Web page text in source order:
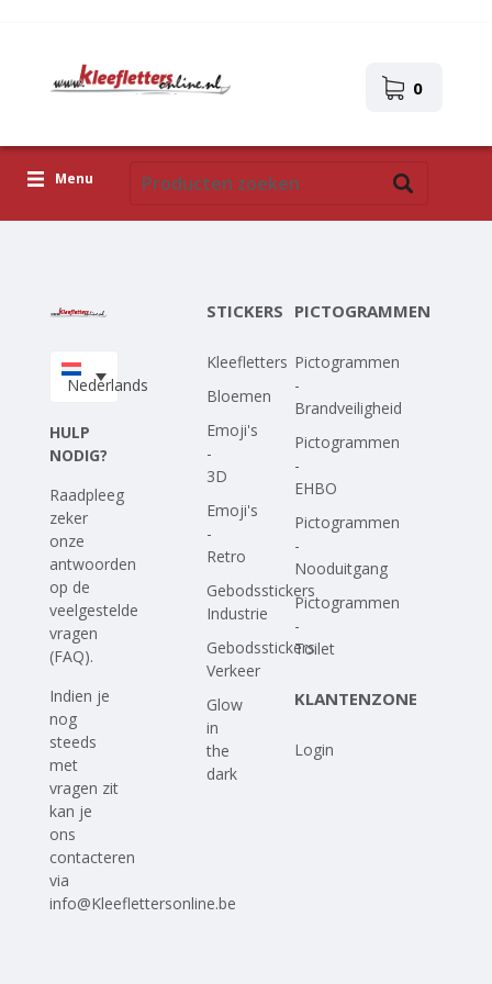
0
Menu
Upload je eigen ontwerp
Nederlands
HULP
NODIG?
Raadpleeg
zeker
onze
antwoorden
op de
veelgestelde
vragen
(FAQ).
Indien je
nog
steeds
met
vragen zit
kan je
ons
contacteren
via
info@Kleeflettersonline.be
STICKERS
Kleefletters
Bloemen
Emoji's
-
3D
Emoji's
-
Retro
Gebodsstickers
Industrie
Gebodsstickers
Verkeer
Glow
in
the
dark
PICTOGRAMMEN
Pictogrammen
-
Brandveiligheid
Pictogrammen
-
EHBO
Pictogrammen
-
Nooduitgang
Pictogrammen
-
Toilet
KLANTENZONE
Login